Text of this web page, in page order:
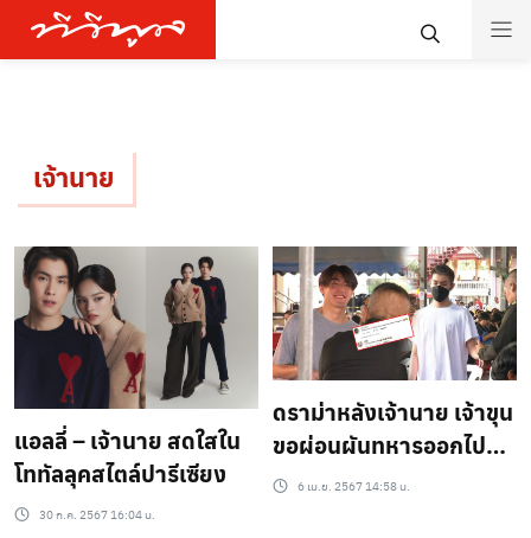
เจ้านาย
แอลลี่ – เจ้านาย สดใสใน
โททัลลุคสไตล์ปารีเซียง
30 ก.ค. 2567 16:04 น.
ดราม่าหลังเจ้านาย เจ้าขุน
ขอผ่อนผันทหารออกไป
ก่อน6 เม.ย. 2567 14:58 น.